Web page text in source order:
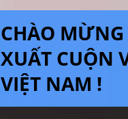
CHÀO
XUẤT CUỘN
VIỆT NAM !